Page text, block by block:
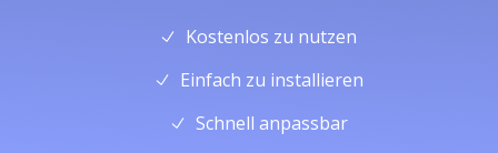
Kostenlos zu nutzen
Einfach zu installieren
Schnell anpassbar